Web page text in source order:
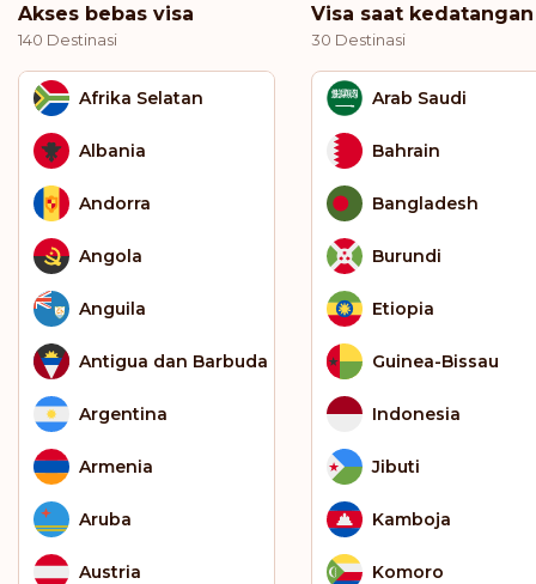
Akses bebas visa
140 Destinasi
Afrika Selatan
Albania
Andorra
Angola
Anguila
Antigua dan Barbuda
Argentina
Armenia
Aruba
Austria
Visa saat kedatangan
30 Destinasi
Arab Saudi
Bahrain
Bangladesh
Burundi
Etiopia
Guinea-Bissau
Indonesia
Jibuti
Kamboja
Komoro